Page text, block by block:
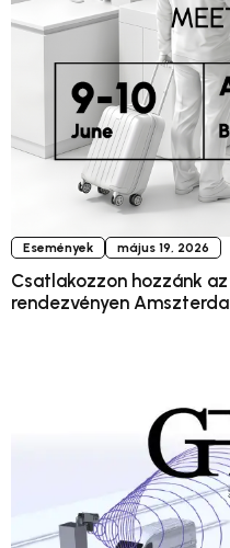
Események május 19, 2026
Csatlakozzon hozzánk
rendezvényen